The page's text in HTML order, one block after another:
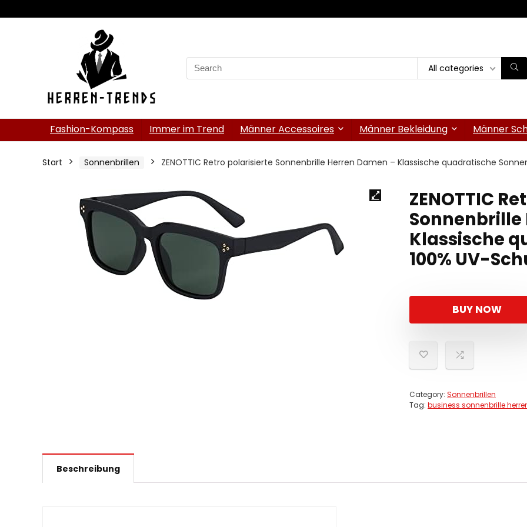
Search
for:
All categories
Fashion-Kompass Immer im Trend Männer Accessoires Männer Bekleidung Männer
Start Sonnenbrillen ZENOTTIC Retro polarisierte Sonnenbrille Herren Damen – Klassische quadratische
ZENOTTIC
Sonnenbrille
Klassische
100% UV-
BUY NOW
Category: Sonnenbrillen
Tag: business sonnenbrille
Beschreibung